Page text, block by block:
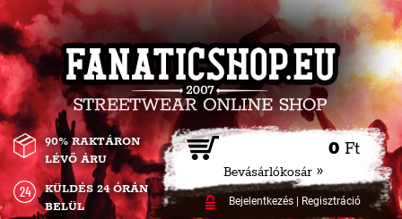
0 Ft
Bevásárlókosár »
Bejelentkezés| Regisztráció
90% RAKTÁRON
LÉVŐ ÁRU
KÜLDÉS 24 ÓRÁN
BELÜL